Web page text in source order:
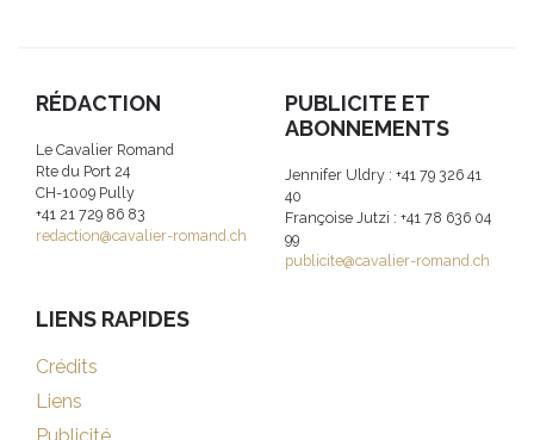
RÉDACTION
Le Cavalier Romand
Rte du Port 24
CH-1009 Pully
+41 21 729 86 83
redaction@cavalier-romand.ch
PUBLICITE ET
ABONNEMENTS
Jennifer Uldry : +41 79 326 41
40
Françoise Jutzi : +41 78 636 04
99
publicite@cavalier-romand.ch
LIENS RAPIDES
Crédits
Liens